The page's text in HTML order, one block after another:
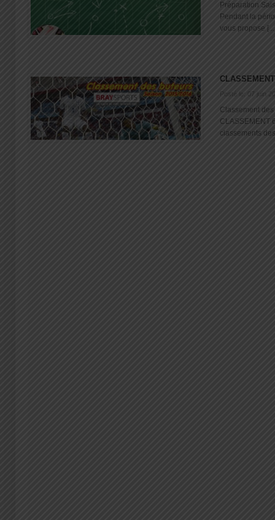
Préparation
Pendant la
vous propose
Posté le: 07 juin
Classement
CLASSEMENT
classements